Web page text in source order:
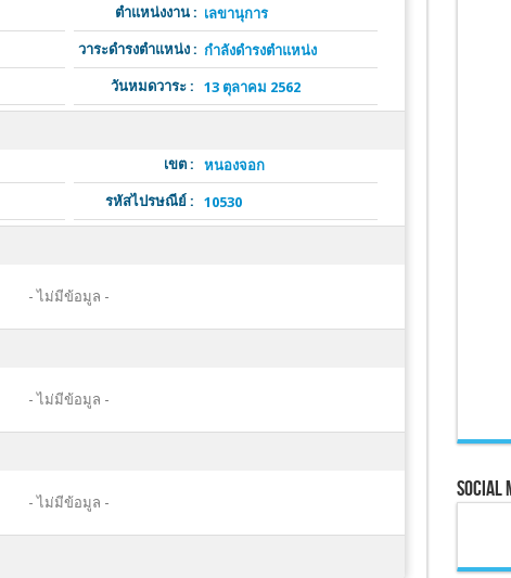
ตำแหน่งงาน : เลขานุการ
วาระดำรงตำแหน่ง : กำลังดำรงตำแหน่ง
วันหมดวาระ : 13 ตุลาคม 2562
เขต : หนองจอก
รหัสไปรษณีย์ : 10530
- ไม่มีข้อมูล -
- ไม่มีข้อมูล -
- ไม่มีข้อมูล -
Social